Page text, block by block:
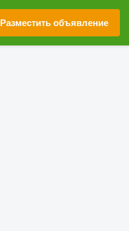
Разместить объявление